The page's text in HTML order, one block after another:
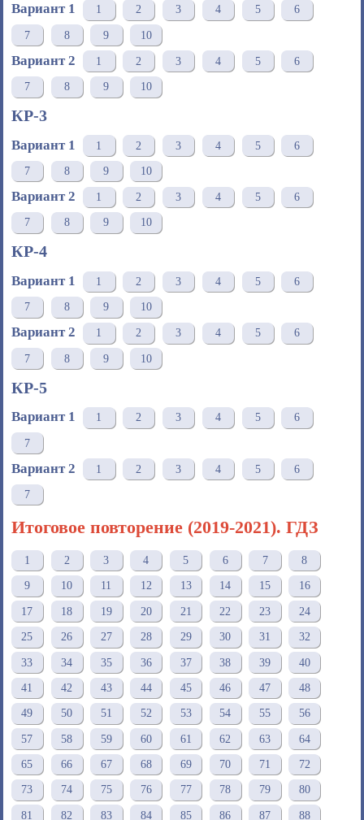
Вариант 1 1 2 3 4 5 6
7 8 9 10
Вариант 2 1 2 3 4 5 6
7 8 9 10
КР-3
Вариант 1 1 2 3 4 5 6
7 8 9 10
Вариант 2 1 2 3 4 5 6
7 8 9 10
КР-4
Вариант 1 1 2 3 4 5 6
7 8 9 10
Вариант 2 1 2 3 4 5 6
7 8 9 10
КР-5
Вариант 1 1 2 3 4 5 6
7
Вариант 2 1 2 3 4 5 6
7
Итоговое повторение (2019-2021). ГДЗ
1 2 3 4 5 6 7 8
9 10 11 12 13 14 15 16
17 18 19 20 21 22 23 24
25 26 27 28 29 30 31 32
33 34 35 36 37 38 39 40
41 42 43 44 45 46 47 48
49 50 51 52 53 54 55 56
57 58 59 60 61 62 63 64
65 66 67 68 69 70 71 72
73 74 75 76 77 78 79 80
81 82 83 84 85 86 87 88